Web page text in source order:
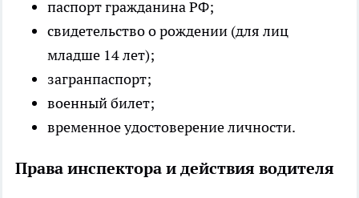
паспорт гражданина РФ;
свидетельство о рождении (для лиц
младше 14 лет);
загранпаспорт;
военный билет;
временное удостоверение личности.
Права инспектора и действия водителя